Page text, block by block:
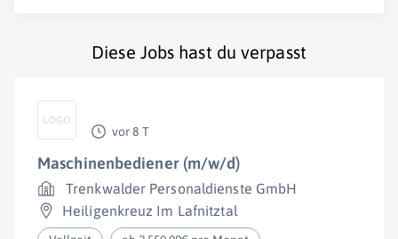
Diese Jobs hast du verpasst
vor 8 T
Maschinenbediener (m/w/d)
Trenkwalder Personaldienste GmbH
Heiligenkreuz Im Lafnitztal